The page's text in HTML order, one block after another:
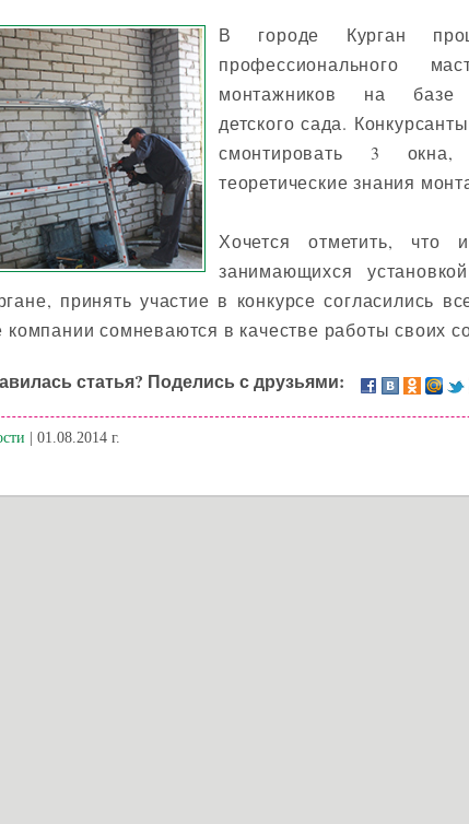
в
В городе Курган
профессионального
монтажников на базе
детского сада.
смонтировать 3
теоретические знания
Хочется отметить, что
занимающихся
принять участие в конкурсе согласились
компании сомневаются в качестве работы своих
статья? Поделись с друзьями:
| 01.08.2014 г.